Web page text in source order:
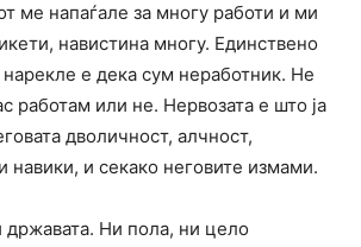
ме напаѓале за многу работи и ми
навистина многу. Единствено
е дека сум неработник. Не
работам или не. Нервозата е што ја
дволичност, алчност,
навики, и секако неговите измами.
државата. Ни пола, ни цело